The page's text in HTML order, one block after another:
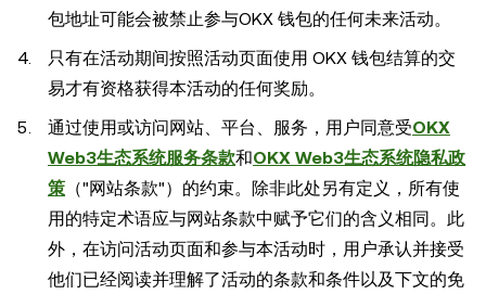
包地址可能会被禁止参与OKX 钱包的任何未来活动。
只有在活动期间按照活动页面使用 OKX 钱包结算的交
易才有资格获得本活动的任何奖励。
通过使用或访问网站、平台、服务，用户同意受OKX
Web3生态系统服务条款和OKX Web3生态系统隐私政
策 （"网站条款"）的约束。除非此处另有定义，所有使
用的特定术语应与网站条款中赋予它们的含义相同。此
外，在访问活动页面和参与本活动时，用户承认并接受
他们已经阅读并理解了活动的条款和条件以及下文的免